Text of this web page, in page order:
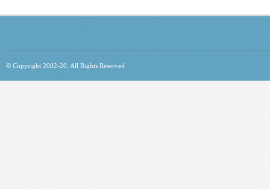
© Copyright 2002-20, All Rights Reserved